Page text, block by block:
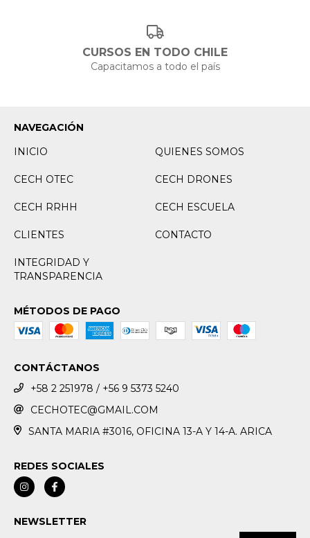
CURSOS EN TODO CHILE
Capacitamos a todo el país
NAVEGACIÓN
INICIO
QUIENES SOMOS
CECH OTEC CECH DRONES
CECH RRHH CECH ESCUELA
CLIENTES CONTACTO
INTEGRIDAD Y
TRANSPARENCIA
MÉTODOS DE PAGO
CONTÁCTANOS
+58 2 251978 / +56 9 5373 5240
CECHOTEC@GMAIL.COM
SANTA MARIA #3016, OFICINA 13-A Y 14-A. ARICA
REDES SOCIALES
NEWSLETTER